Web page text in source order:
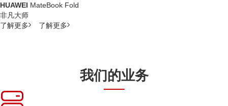
HUAWEI MateBook Fold
非凡大师
了解更多
了解更多
我们的业务